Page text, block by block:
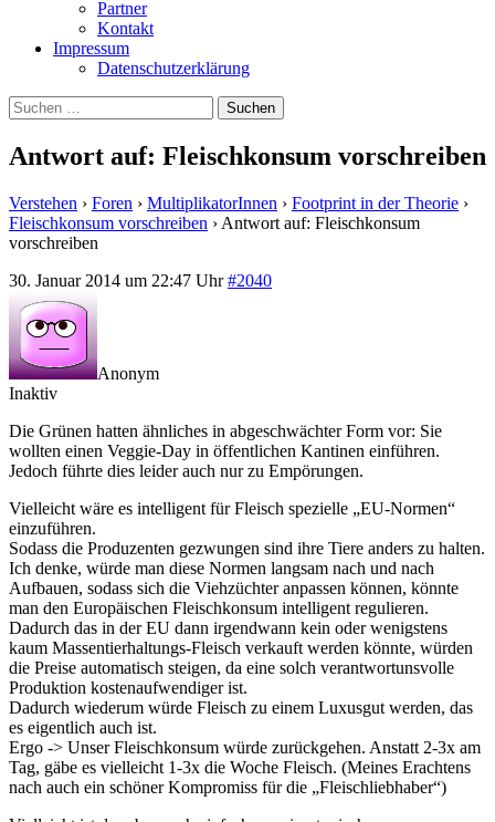
Partner
Kontakt
Impressum
Datenschutzerklärung
Suchen
nach:
Antwort auf: Fleischkonsum vorschreiben
Verstehen › Foren › MultiplikatorInnen › Footprint in der Theorie ›
Fleischkonsum vorschreiben › Antwort auf: Fleischkonsum
vorschreiben
30. Januar 2014 um 22:47 Uhr #2040
Anonym
Inaktiv
Die Grünen hatten ähnliches in abgeschwächter Form vor: Sie
wollten einen Veggie-Day in öffentlichen Kantinen einführen.
Jedoch führte dies leider auch nur zu Empörungen.
Vielleicht wäre es intelligent für Fleisch spezielle „EU-Normen“
einzuführen.
Sodass die Produzenten gezwungen sind ihre Tiere anders zu halten.
Ich denke, würde man diese Normen langsam nach und nach
Aufbauen, sodass sich die Viehzüchter anpassen können, könnte
man den Europäischen Fleischkonsum intelligent regulieren.
Dadurch das in der EU dann irgendwann kein oder wenigstens
kaum Massentierhaltungs-Fleisch verkauft werden könnte, würden
die Preise automatisch steigen, da eine solch verantwortunsvolle
Produktion kostenaufwendiger ist.
Dadurch wiederum würde Fleisch zu einem Luxusgut werden, das
es eigentlich auch ist.
Ergo -> Unser Fleischkonsum würde zurückgehen. Anstatt 2-3x am
Tag, gäbe es vielleicht 1-3x die Woche Fleisch. (Meines Erachtens
nach auch ein schöner Kompromiss für die „Fleischliebhaber“)